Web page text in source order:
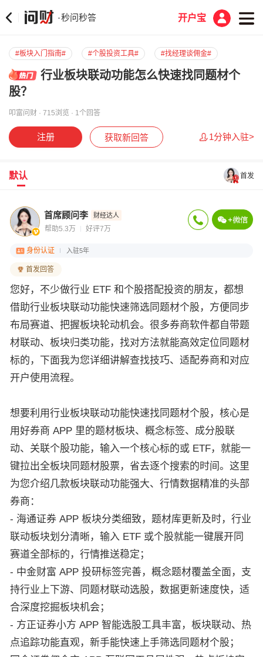
·秒问秒答 开户宝
#板块入门指南# #个股投资工具# #找经理谈佣金#
行业板块联动功能怎么快速找同题材个
股？
叩富问财 · 715浏览 · 1个回答
注册 获取新回答 1分钟入驻>
默认 首发
首席顾问李 财经达人
帮助5.3万 好评7万
身份认证 入驻5年
首发回答
您好，不少做行业 ETF 和个股搭配投资的朋友，都想
借助行业板块联动功能快速筛选同题材个股，方便同步
布局赛道、把握板块轮动机会。很多券商软件都自带题
材联动、板块归类功能，找对方法就能高效定位同题材
标的，下面我为您详细讲解查找技巧、适配券商和对应
开户使用流程。
想要利用行业板块联动功能快速找同题材个股，核心是
用好券商 APP 里的题材板块、概念标签、成分股联
动、关联个股功能，输入一个核心标的或 ETF，就能一
键拉出全板块同题材股票，省去逐个搜索的时间。这里
为您介绍几款板块联动功能强大、行情数据精准的头部
券商：
- 海通证券 APP 板块分类细致，题材库更新及时，行业
联动板块划分清晰，输入 ETF 或个股就能一键展开同
赛道全部标的，行情推送稳定；
- 中金财富 APP 投研标签完善，概念题材覆盖全面，支
持行业上下游、同题材联动选股，数据更新速度快，适
合深度挖掘板块机会；
- 方正证券小方 APP 智能选股工具丰富，板块联动、热
点追踪功能直观，新手能快速上手筛选同题材个股；